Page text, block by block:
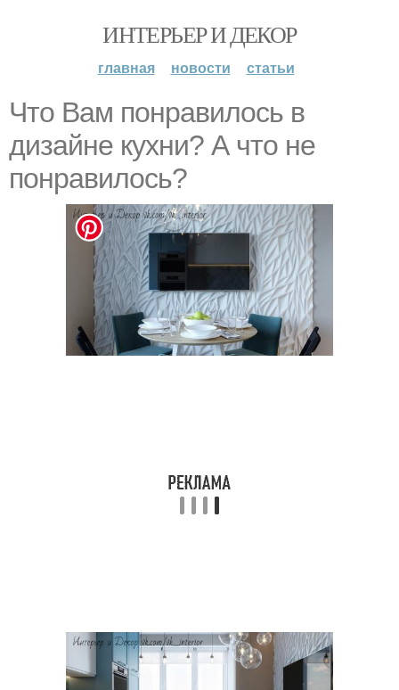
ИНТЕРЬЕР И ДЕКОР
главная новости статьи
Что Вам понравилось в
дизайне кухни? А что не
понравилось?